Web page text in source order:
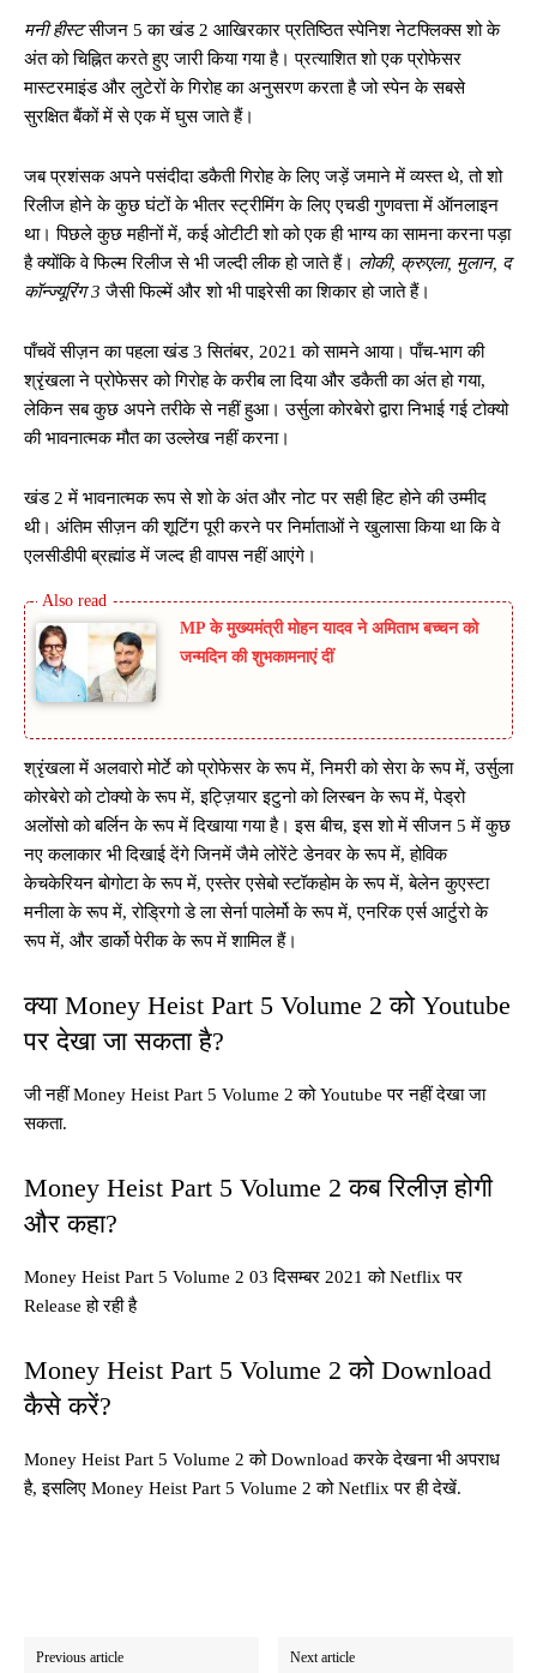
मनी हीस्टसीजन 5 का खंड 2 आखिरकार प्रतिष्ठित स्पेनिश नेटफ्लिक्स शो के
अंत को चिह्नित करते हुए जारी किया गया है। प्रत्याशित शो एक प्रोफेसर
मास्टरमाइंड और लुटेरों के गिरोह का अनुसरण करता है जो स्पेन के सबसे
सुरक्षित बैंकों में से एक में घुस जाते हैं।
जब प्रशंसक अपने पसंदीदा डकैती गिरोह के लिए जड़ें जमाने में व्यस्त थे, तो शो
रिलीज होने के कुछ घंटों के भीतर स्ट्रीमिंग के लिए एचडी गुणवत्ता में ऑनलाइन
था। पिछले कुछ महीनों में, कई ओटीटी शो को एक ही भाग्य का सामना करना पड़ा
है क्योंकि वे फिल्म रिलीज से भी जल्दी लीक हो जाते हैं। लोकी, क्रुएला, मुलान, द
कॉन्ज्यूरिंग 3 जैसी फिल्में और शो भी पाइरेसी का शिकार हो जाते हैं।
पाँचवें सीज़न का पहला खंड 3 सितंबर, 2021 को सामने आया। पाँच-भाग की
श्रृंखला ने प्रोफेसर को गिरोह के करीब ला दिया और डकैती का अंत हो गया,
लेकिन सब कुछ अपने तरीके से नहीं हुआ। उर्सुला कोरबेरो द्वारा निभाई गई टोक्यो
की भावनात्मक मौत का उल्लेख नहीं करना।
खंड 2 में भावनात्मक रूप से शो के अंत और नोट पर सही हिट होने की उम्मीद
थी। अंतिम सीज़न की शूटिंग पूरी करने पर निर्माताओं ने खुलासा किया था कि वे
एलसीडीपी ब्रह्मांड में जल्द ही वापस नहीं आएंगे।
MP के मुख्यमंत्री मोहन यादव ने अमिताभ बच्चन को
जन्मदिन की शुभकामनाएं दीं
श्रृंखला में अलवारो मोर्टे को प्रोफेसर के रूप में, निमरी को सेरा के रूप में, उर्सुला
कोरबेरो को टोक्यो के रूप में, इट्ज़ियार इटुनो को लिस्बन के रूप में, पेड्रो
अलोंसो को बर्लिन के रूप में दिखाया गया है। इस बीच, इस शो में सीजन 5 में कुछ
नए कलाकार भी दिखाई देंगे जिनमें जैमे लोरेंटे डेनवर के रूप में, होविक
केचकेरियन बोगोटा के रूप में, एस्तेर एसेबो स्टॉकहोम के रूप में, बेलेन कुएस्टा
मनीला के रूप में, रोड्रिगो डे ला सेर्ना पालेर्मो के रूप में, एनरिक एर्स आर्टुरो के
रूप में, और डार्को पेरीक के रूप में शामिल हैं।
क्या Money Heist Part 5 Volume 2 को Youtube
पर देखा जा सकता है?
जी नहीं Money Heist Part 5 Volume 2 को Youtube पर नहीं देखा जा
सकता.
Money Heist Part 5 Volume 2 कब रिलीज़ होगी
और कहा?
Money Heist Part 5 Volume 2 03 दिसम्बर 2021 को Netflix पर
Release हो रही है
Money Heist Part 5 Volume 2 को Download
कैसे करें?
Money Heist Part 5 Volume 2 को Download करके देखना भी अपराध
है, इसलिए Money Heist Part 5 Volume 2 को Netflix पर ही देखें.
Previous article Next article